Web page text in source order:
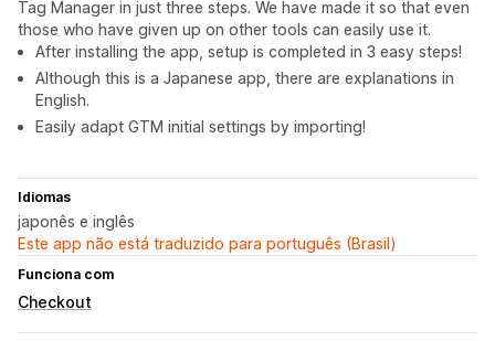
Tag Manager in just three steps. We have made it so that even
those who have given up on other tools can easily use it.
After installing the app, setup is completed in 3 easy steps!
Although this is a Japanese app, there are explanations in
English.
Easily adapt GTM initial settings by importing!
Idiomas
japonês e inglês
Este app não está traduzido para português (Brasil)
Funciona com
Checkout